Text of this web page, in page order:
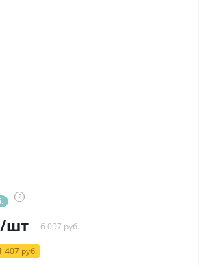
?
/шт 6 097 руб.
407 руб.